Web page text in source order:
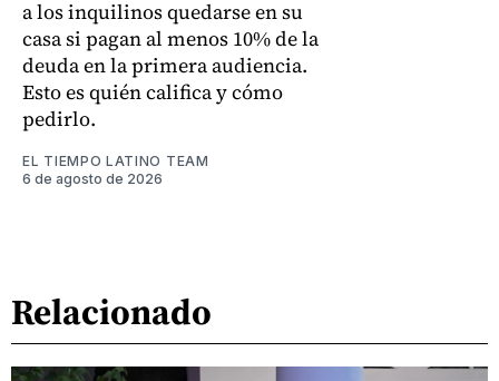
a los inquilinos quedarse en su
casa si pagan al menos 10% de la
deuda en la primera audiencia.
Esto es quién califica y cómo
pedirlo.
EL TIEMPO LATINO TEAM
6 de agosto de 2026
Relacionado